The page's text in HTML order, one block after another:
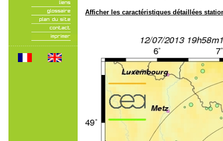
Afficher les caractéristiques détaillées